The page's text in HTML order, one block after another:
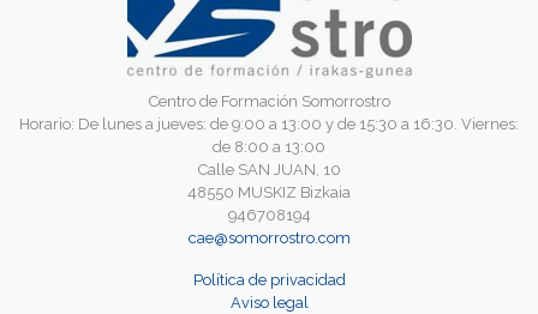
Centro de Formación Somorrostro
Horario: De lunes a jueves: de 9:00 a 13:00 y de 15:30 a 16:30. Viernes:
de 8:00 a 13:00
Calle SAN JUAN, 10
48550 MUSKIZ Bizkaia
946708194
cae@somorrostro.com
Política de privacidad
Aviso legal